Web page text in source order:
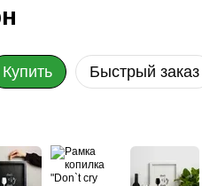
Купить Быстрый заказ